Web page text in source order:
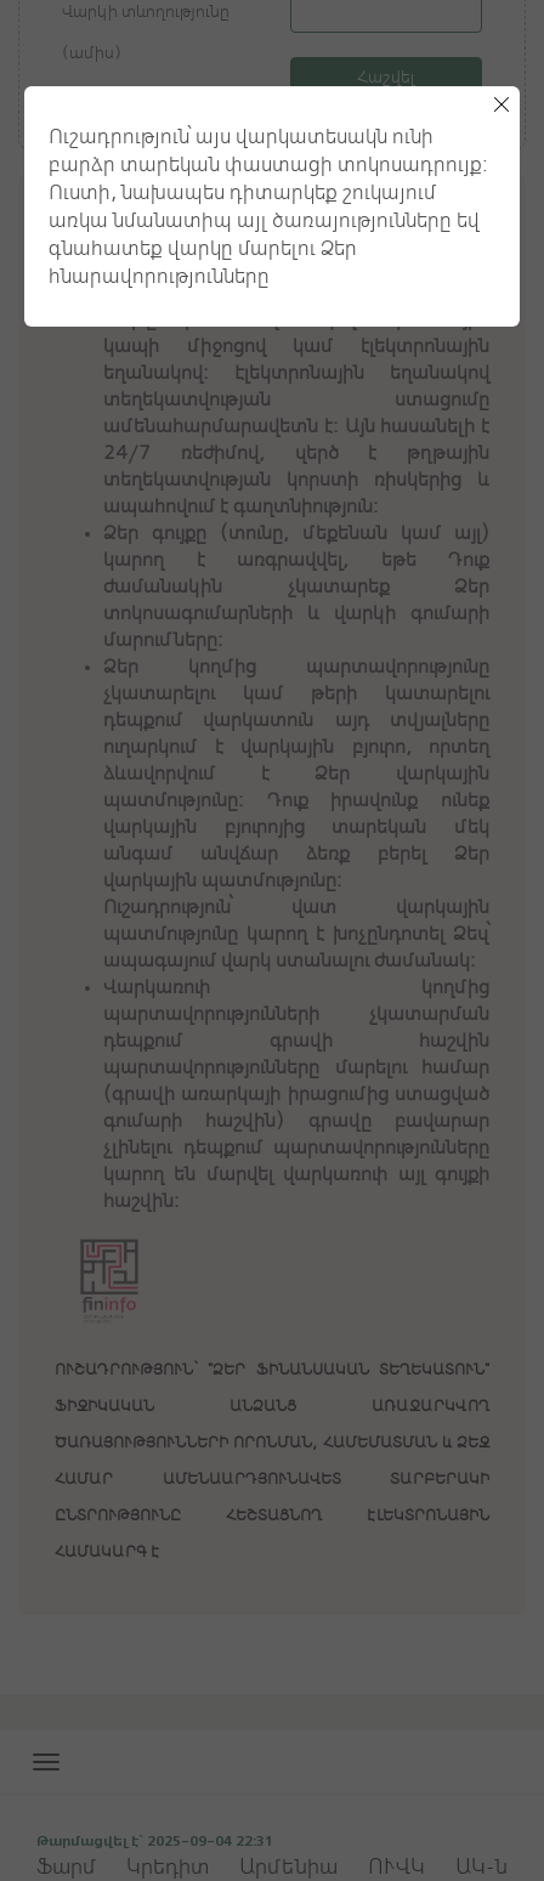
Վարկի տևողությունը
(ամիս)
ՈՒՇԱԴՐՈՒԹՅՈՒՆ
Դուք իրավունք ունեք հաղորդակցվել
վարկային կազմակերպության հետ Ձեր
կապի միջոցով կամ էլեկտրոնային
եղանակով: Էլեկտրոնային եղանակով
տեղեկատվության ստացումը
ամենահարմարավետն է: Այն հասանելի է
24/7 ռեժիմով, զերծ է թղթային
տեղեկատվության կորստի ռիսկերից և
ապահովում է գաղտնիություն:
Ձեր գույքը (տունը, մեքենան կամ այլ)
կարող է առգրավվել, եթե Դուք
ժամանակին չկատարեք Ձեր
տոկոսագումարների և վարկի գումարի
մարումները:
Ձեր կողմից պարտավորությունը
չկատարելու կամ թերի կատարելու
դեպքում վարկատուն այդ տվյալները
ուղարկում է վարկային բյուրո, որտեղ
ձևավորվում է Ձեր վարկային
պատմությունը: Դուք իրավունք ունեք
վարկային բյուրոյից տարեկան մեկ
անգամ անվճար ձեռք բերել Ձեր
վարկային պատմությունը:
Ուշադրություն՝ վատ վարկային
պատմությունը կարող է խոչընդոտել Ձեզ՝
ապագայում վարկ ստանալու ժամանակ:
Վարկառուի կողմից
պարտավորությունների չկատարման
դեպքում գրավի հաշվին
պարտավորությունները մարելու համար
(գրավի առարկայի իրացումից ստացված
գումարի հաշվին) գրավը բավարար
չլինելու դեպքում պարտավորությունները
կարող են մարվել վարկառուի այլ գույքի
հաշվին:
ՈՒՇԱԴՐՈՒԹՅՈՒՆ` "ՁԵՐ ՖԻՆԱՆՍԱԿԱՆ ՏԵՂԵԿԱՏՈՒՆ"
ՖԻԶԻԿԱԿԱՆ ԱՆՁԱՆՑ ԱՌԱՋԱՐԿՎՈՂ
ԾԱՌԱՅՈՒԹՅՈՒՆՆԵՐԻ ՈՐՈՆՄԱՆ, ՀԱՄԵՄԱՏՄԱՆ և ՁԵԶ
ՀԱՄԱՐ ԱՄԵՆԱԱՐԴՅՈՒՆԱՎԵՏ ՏԱՐԲԵՐԱԿԻ
ԸՆՏՐՈՒԹՅՈՒՆԸ ՀԵՇՏԱՑՆՈՂ ԷԼԵԿՏՐՈՆԱՅԻՆ
ՀԱՄԱԿԱՐԳ Է
Ուշադրություն՝ այս վարկատեսակն ունի
բարձր տարեկան փաստացի տոկոսադրույք:
Ուստի, նախապես դիտարկեք շուկայում
առկա նմանատիպ այլ ծառայությունները եվ
գնահատեք վարկը մարելու Ձեր
հնարավորությունները
Toggle
Թարմացվել է` 2025-09-04 22:31
Ֆարմ Կրեդիտ Արմենիա ՈՒՎԿ ԱԿ-ն